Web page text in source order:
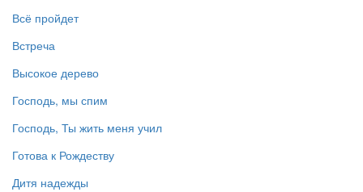
Всё пройдет
Встреча
Высокое дерево
Господь, мы спим
Господь, Ты жить меня учил
Готова к Рождеству
Дитя надежды